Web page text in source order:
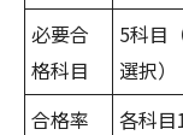
必要合
格科目
5科目
選択）
合格率
各科目